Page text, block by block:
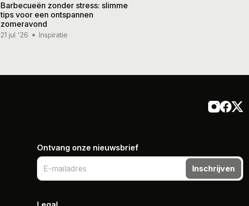
Barbecueën zonder stress: slimme
tips voor een ontspannen
zomeravond
21 jul '26 Inspiratie
Ontvang onze nieuwsbrief
Inschrijven